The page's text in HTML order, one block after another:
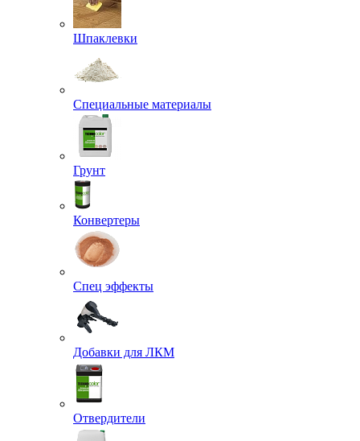
Шпаклевки
Специальные материалы
Грунт
Конвертеры
Спец эффекты
Добавки для ЛКМ
Отвердители